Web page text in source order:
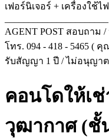
เฟอร์นิเจอร์ + เครื่องใช้ไ
AGENT POST สอบถาม
โทร. 094 - 418 - 5465 ( คุ
รับสัญญา 1 ปี / ไม่อนุญาต
คอนโดให้เช่
วุฒากาศ (ชั้